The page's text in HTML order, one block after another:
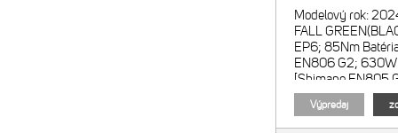
Modelový rok:
FALL
EP6; 85Nm
EN806 G2;
[Shimano EN805
veľkosti rámu XS]
EN6Výpredaj